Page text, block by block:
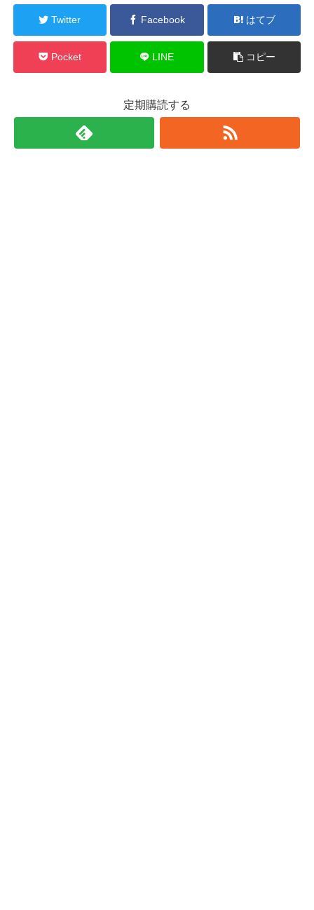
Twitter Facebook はてブ
Pocket LINE コピー
定期購読する